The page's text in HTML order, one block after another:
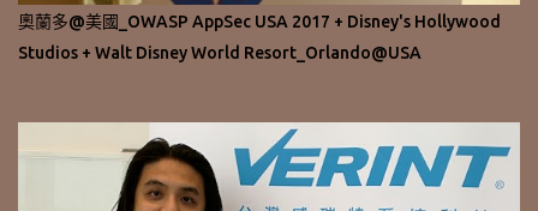
奧蘭多@美國_OWASP AppSec USA 2017 + Disney's Hollywood
Studios + Walt Disney World Resort_Orlando@USA